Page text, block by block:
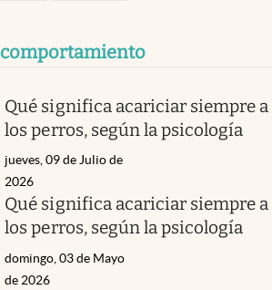
comportamiento
Qué significa acariciar siempre a
los perros, según la psicología
jueves, 09 de Julio de
2026
Qué significa acariciar siempre a
los perros, según la psicología
domingo, 03 de Mayo
de 2026